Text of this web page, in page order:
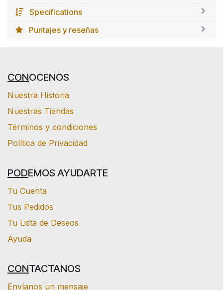
Specifications
Puntajes y reseñas
CONOCENOS
Nuestra Historia
Nuestras Tiendas
Términos y condiciones
Política de Privacidad
PODEMOS AYUDARTE
Tu Cuenta
Tus Pedidos
Tu Lista de Deseos
Ayuda
CONTACTANOS
Envíanos un mensaje